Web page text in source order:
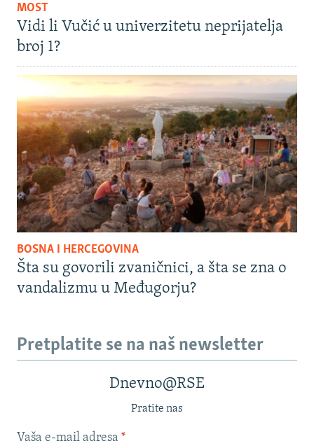
MOST
Vidi li Vučić u univerzitetu neprijatelja
broj 1?
BOSNA I HERCEGOVINA
Šta su govorili zvaničnici, a šta se zna o
vandalizmu u Međugorju?
Pretplatite se na naš newsletter
Dnevno@RSE
Pratite nas
Vaša e-mail adresa *